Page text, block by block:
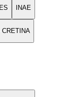
INAE
CRETINA